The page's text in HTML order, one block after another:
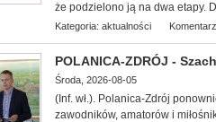
że podzielono ją na dwa etapy.
Kategoria: aktualności
POLANICA-ZDRÓJ -
Środa, 2026-08-05
(Inf. wł.). Polanica-Zdrój
zawodników, amatorów i